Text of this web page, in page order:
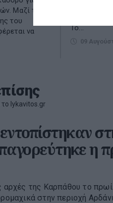
Μαζί του
του
να
Μήλο,
Το...
09
το lykavitos.gr
η
αρχές της Καρπάθου το
στην περιοχή